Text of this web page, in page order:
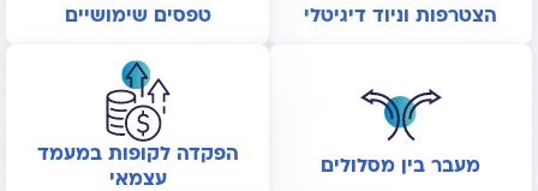
הצטרפות וניוד דיגיטלי טפסים שימושיים
מעבר בין מסלולים
הפקדה לקופות במעמד
עצמאי